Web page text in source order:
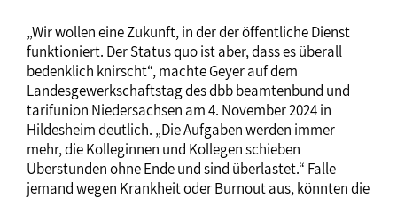
„Wir wollen eine Zukunft, in der der öffentliche Dienst
funktioniert. Der Status quo ist aber, dass es überall
bedenklich knirscht“, machte Geyer auf dem
Landesgewerkschaftstag des dbb beamtenbund und
tarifunion Niedersachsen am 4. November 2024 in
Hildesheim deutlich. „Die Aufgaben werden immer
mehr, die Kolleginnen und Kollegen schieben
Überstunden ohne Ende und sind überlastet.“ Falle
jemand wegen Krankheit oder Burnout aus, könnten die